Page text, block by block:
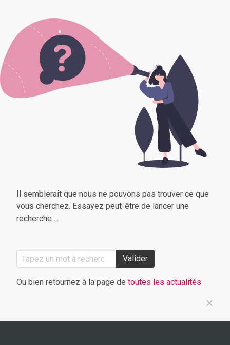
Il semblerait que nous ne pouvons pas trouver ce que
vous cherchez. Essayez peut-être de lancer une
recherche ...
Valider
Ou bien retournez à la page de toutes les actualités